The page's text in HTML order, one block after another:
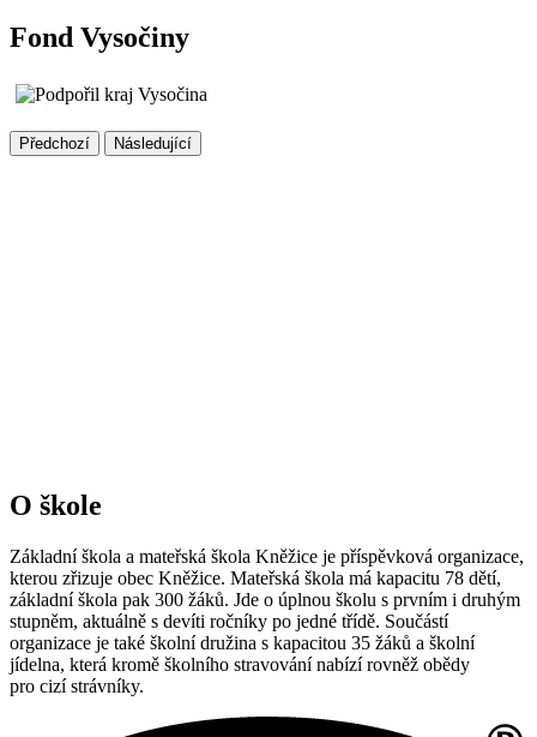
Fond Vysočiny
Předchozí Následující
O škole
Základní škola a mateřská škola Kněžice je příspěvková organizace,
kterou zřizuje obec Kněžice. Mateřská škola má kapacitu 78 dětí,
základní škola pak 300 žáků. Jde o úplnou školu s prvním i druhým
stupněm, aktuálně s devíti ročníky po jedné třídě. Součástí
organizace je také školní družina s kapacitou 35 žáků a školní
jídelna, která kromě školního stravování nabízí rovněž obědy
pro cizí strávníky.